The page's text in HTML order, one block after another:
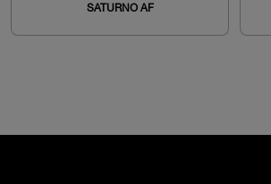
SATURNO AF